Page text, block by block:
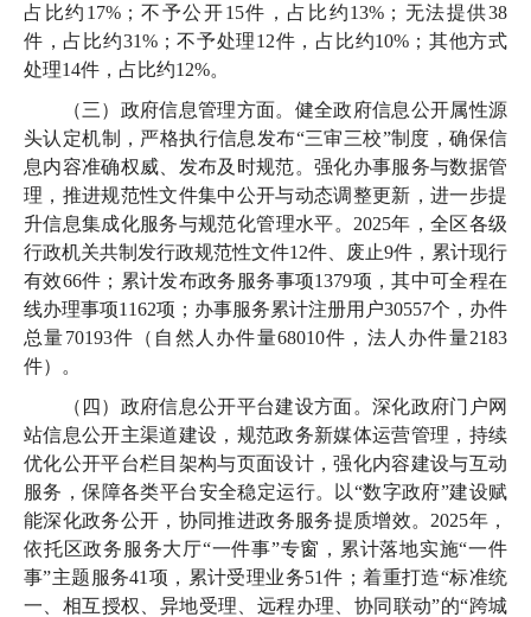
占比约17%；不予公开15件，占比约13%；无法提供38
件，占比约31%；不予处理12件，占比约10%；其他方式
处理14件，占比约12%。
（三）政府信息管理方面。健全政府信息公开属性源
头认定机制，严格执行信息发布“三审三校”制度，确保信
息内容准确权威、发布及时规范。强化办事服务与数据管
理，推进规范性文件集中公开与动态调整更新，进一步提
升信息集成化服务与规范化管理水平。2025年，全区各级
行政机关共制发行政规范性文件12件、废止9件，累计现行
有效66件；累计发布政务服务事项1379项，其中可全程在
线办理事项1162项；办事服务累计注册用户30557个，办件
总量70193件（自然人办件量68010件，法人办件量2183
件）。
（四）政府信息公开平台建设方面。深化政府门户网
站信息公开主渠道建设，规范政务新媒体运营管理，持续
优化公开平台栏目架构与页面设计，强化内容建设与互动
服务，保障各类平台安全稳定运行。以“数字政府”建设赋
能深化政务公开，协同推进政务服务提质增效。2025年，
依托区政务服务大厅“一件事”专窗，累计落地实施“一件
事”主题服务41项，累计受理业务51件；着重打造“标准统
一、相互授权、异地受理、远程办理、协同联动”的“跨城